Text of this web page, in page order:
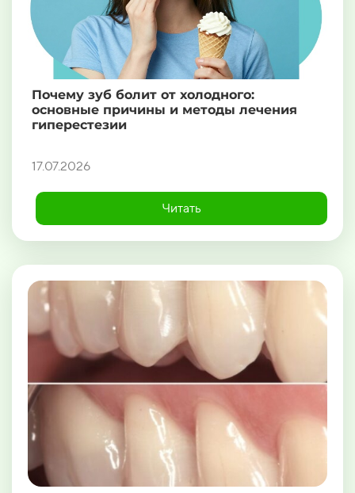
Почему зуб болит от холодного:
основные причины и методы лечения
гиперестезии
17.07.2026
Читать